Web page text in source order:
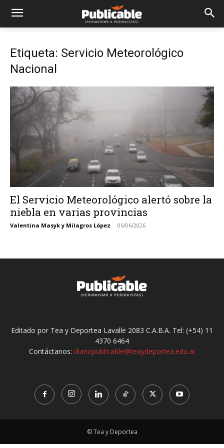
Etiqueta: Servicio Meteorológico
Nacional
El Servicio Meteorológico alertó sobre la
niebla en varias provincias
Valentina Masyk y Milagros López - 06/06/2026
Editado por Tea y Deportea Lavalle 2083 C.A.B.A. Tel: (+54) 11
4370 6464
Contáctanos: diariopublicable@teaydeportea.edu.ar
© Tea y Deportea